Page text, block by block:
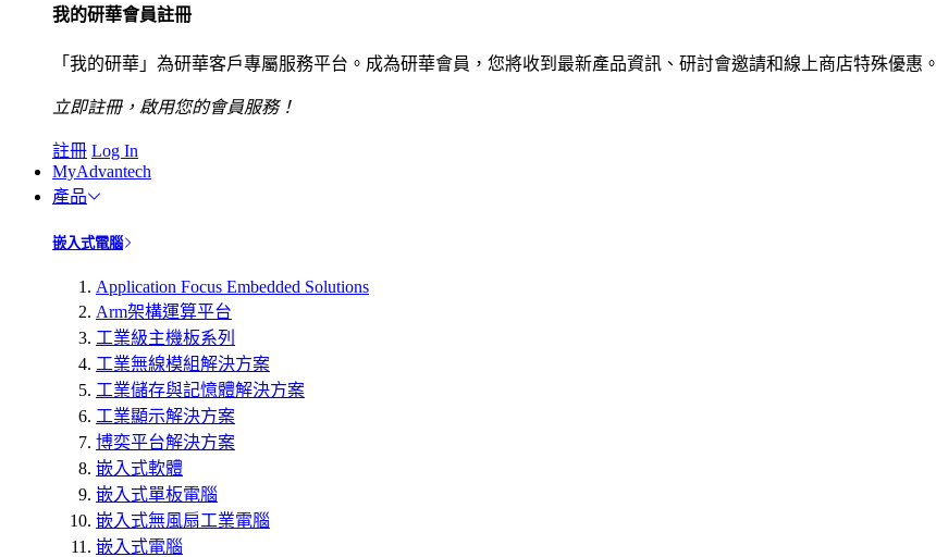
我的研華會員註冊
「我的研華」為研華客戶專屬服務平台。成為研華會員，您將收到最新產品資訊、研討會邀請和線上商店特殊優惠。
立即註冊，啟用您的會員服務！
註冊 Log In
MyAdvantech
產品
嵌入式電腦
Application Focus Embedded Solutions
Arm架構運算平台
工業級主機板系列
工業無線模組解決方案
工業儲存與記憶體解決方案
工業顯示解決方案
博奕平台解決方案
嵌入式軟體
嵌入式單板電腦
嵌入式無風扇工業電腦
嵌入式電腦